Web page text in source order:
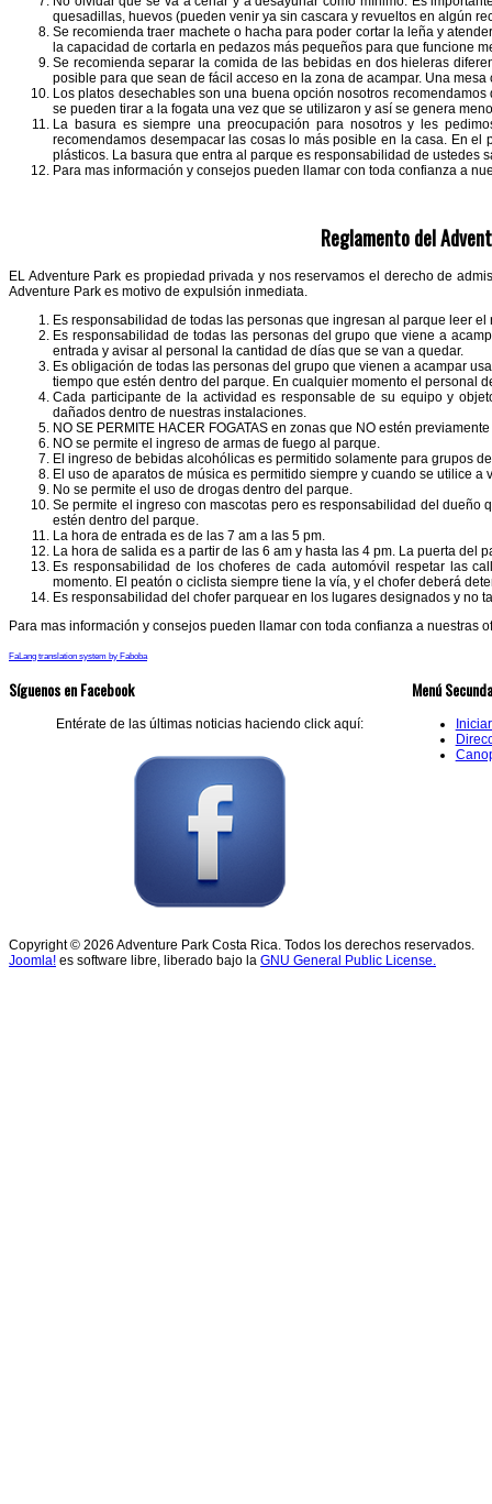
quesadillas, huevos (pueden venir ya sin cascara y revueltos en algún
Se recomienda traer machete o hacha para poder cortar la leña y
la capacidad de cortarla en pedazos más pequeños para que funcione
Se recomienda separar la comida de las bebidas en dos hieleras
posible para que sean de fácil acceso en la zona de acampar. Una
Los platos desechables son una buena opción nosotros
se pueden tirar a la fogata una vez que se utilizaron y así se genera
La basura es siempre una preocupación para nosotros y les
recomendamos desempacar las cosas lo más posible en la casa. En
plásticos. La basura que entra al parque es responsabilidad de ustedes
Para mas información y consejos pueden llamar con toda confianza a
Reglamento del
EL Adventure Park es propiedad privada y nos reservamos el derecho de
Adventure Park es motivo de expulsión inmediata.
Es responsabilidad de todas las personas que ingresan al parque leer
Es responsabilidad de todas las personas del grupo que viene a
entrada y avisar al personal la cantidad de días que se van a quedar.
Es obligación de todas las personas del grupo que vienen a acampar
tiempo que estén dentro del parque. En cualquier momento el personal
Cada participante de la actividad es responsable de su equipo y
dañados dentro de nuestras instalaciones.
NO SE PERMITE HACER FOGATAS en zonas que NO estén
NO se permite el ingreso de armas de fuego al parque.
El ingreso de bebidas alcohólicas es permitido solamente para grupos
El uso de aparatos de música es permitido siempre y cuando se utilice
No se permite el uso de drogas dentro del parque.
Se permite el ingreso con mascotas pero es responsabilidad del dueño
estén dentro del parque.
La hora de entrada es de las 7 am a las 5 pm.
La hora de salida es a partir de las 6 am y hasta las 4 pm. La puerta del
Es responsabilidad de los choferes de cada automóvil respetar las
momento. El peatón o ciclista siempre tiene la vía, y el chofer deberá
Es responsabilidad del chofer parquear en los lugares designados y no
Para mas información y consejos pueden llamar con toda confianza a nuestras
FaLang translation system by Faboba
Síguenos en Facebook
Entérate de las últimas noticias haciendo click aquí:
Menú
Copyright © 2026 Adventure Park Costa Rica. Todos los derechos reservados.
Joomla! es software libre, liberado bajo la GNU General Public License.